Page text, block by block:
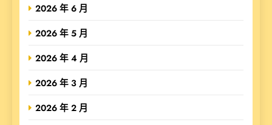
2026 年 6 月
2026 年 5 月
2026 年 4 月
2026 年 3 月
2026 年 2 月